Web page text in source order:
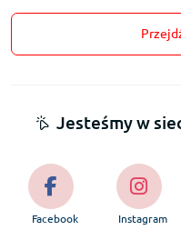
Jesteśmy w
Facebook Instagram